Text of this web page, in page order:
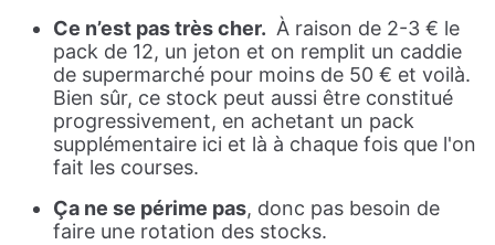
Ce n’est pas très cher. À raison de 2-3 € le
pack de 12, un jeton et on remplit un caddie
de supermarché pour moins de 50 € et voilà.
Bien sûr, ce stock peut aussi être constitué
progressivement, en achetant un pack
supplémentaire ici et là à chaque fois que l'on
fait les courses.
Ça ne se périme pas, donc pas besoin de
faire une rotation des stocks.